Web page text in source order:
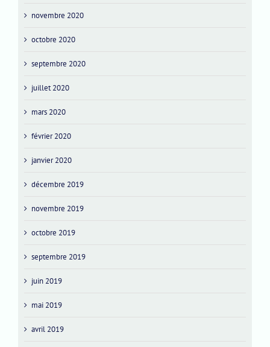
novembre 2020
octobre 2020
septembre 2020
juillet 2020
mars 2020
février 2020
janvier 2020
décembre 2019
novembre 2019
octobre 2019
septembre 2019
juin 2019
mai 2019
avril 2019